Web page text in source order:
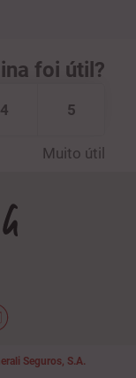
foi útil?
4 5
Muito útil
Seguros, S.A.